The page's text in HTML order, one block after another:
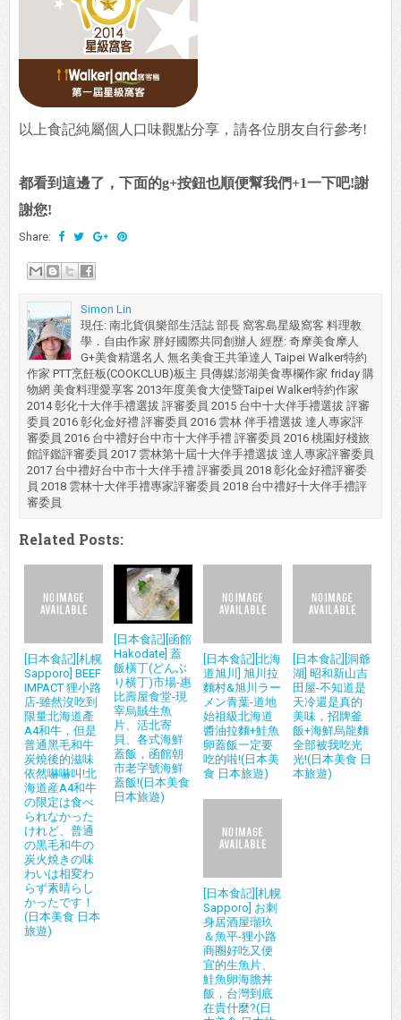
以上食記純屬個人口味觀點分享，請各位朋友自行參考!
都看到這邊了，下面的g+按鈕也順便幫我們+1一下吧!謝
謝您!
Share:
Simon Lin
現任: 南北貨俱樂部生活誌 部長 窩客島星級窩客 料理教
學．自由作家 胖好國際共同創辦人 經歷: 奇摩美食摩人
G+美食精選名人 無名美食王共筆達人 Taipei Walker特約
作家 PTT烹飪板(COOKCLUB)板主 貝傳媒澎湖美食專欄作家 friday 購
物網 美食料理愛享客 2013年度美食大使暨Taipei Walker特約作家
2014 彰化十大伴手禮選拔 評審委員 2015 台中十大伴手禮選拔 評審
委員 2016 彰化金好禮 評審委員 2016 雲林 伴手禮選拔 達人專家評
審委員 2016 台中禮好台中市十大伴手禮 評審委員 2016 桃園好棧旅
館評鑑評審委員 2017 雲林第十屆十大伴手禮選拔 達人專家評審委員
2017 台中禮好台中市十大伴手禮 評審委員 2018 彰化金好禮評審委
員 2018 雲林十大伴手禮專家評審委員 2018 台中禮好十大伴手禮評
審委員
Related Posts:
[日本食記][札幌
Sapporo] BEEF
IMPACT 狸小路
店-雖然沒吃到
限量北海道產
A4和牛，但是
普通黑毛和牛
炭燒後的滋味
依然嚇嚇叫!北
海道産A4和牛
の限定は食べ
られなかった
けれど、普通
の黒毛和牛の
炭火焼きの味
わいは相変わ
らず素晴らし
かったです！
(日本美食 日本
旅遊)
[日本食記][函館
Hakodate] 蓋
飯橫丁(どんぶ
り横丁)市場-惠
比壽屋食堂-現
宰烏賊生魚
片、活北寄
貝、各式海鮮
蓋飯，函館朝
市老字號海鮮
蓋飯!(日本美食
日本旅遊)
[日本食記][北海
道旭川] 旭川拉
麵村&旭川ラー
メン青葉-道地
始祖級北海道
醬油拉麵+鮭魚
卵蓋飯一定要
吃的啦!(日本美
食 日本旅遊)
[日本食記][洞爺
湖] 昭和新山吉
田屋-不知道是
天冷還是真的
美味，招牌釜
飯+海鮮烏龍麵
全部被我吃光
光!(日本美食 日
本旅遊)
[日本食記][札幌
Sapporo] お刺
身居酒屋瑠玖
＆魚平-狸小路
商圈好吃又便
宜的生魚片、
鮭魚卵海膽丼
飯，台灣到底
在貴什麼?(日